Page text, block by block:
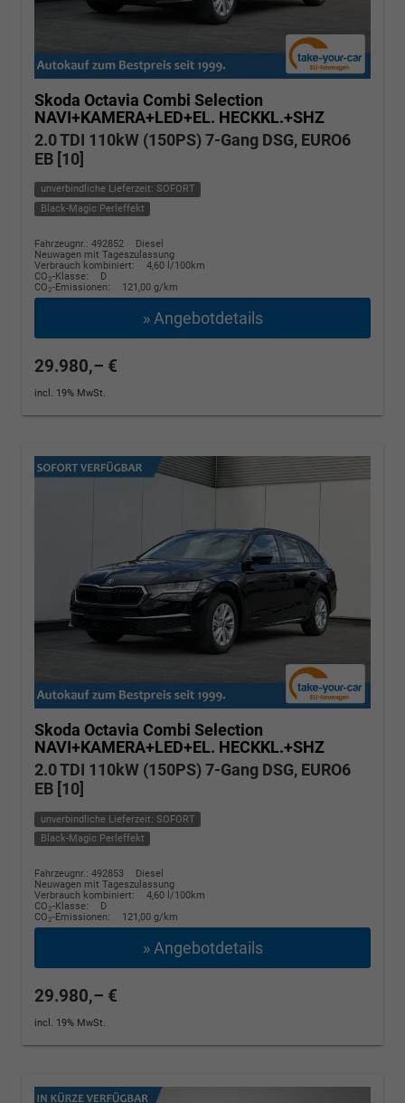
Skoda Octavia Combi Selection
NAVI+KAMERA+LED+EL. HECKKL.+SHZ
2.0 TDI 110kW (150PS) 7-Gang DSG, EURO6
EB [10]
unverbindliche Lieferzeit: SOFORT
Black-Magic Perleffekt
Fahrzeugnr.: 492852
Diesel
Neuwagen mit Tageszulassung
Verbrauch kombiniert:
4,60 l/100km
CO2-Klasse:
D
CO2-Emissionen: 121,00 g/km
» Angebotdetails
29.980,– €
incl. 19% MwSt.
Skoda Octavia Combi Selection
NAVI+KAMERA+LED+EL. HECKKL.+SHZ
2.0 TDI 110kW (150PS) 7-Gang DSG, EURO6
EB [10]
unverbindliche Lieferzeit: SOFORT
Black-Magic Perleffekt
Fahrzeugnr.: 492853
Diesel
Neuwagen mit Tageszulassung
Verbrauch kombiniert:
4,60 l/100km
CO2-Klasse:
D
CO2-Emissionen: 121,00 g/km
» Angebotdetails
29.980,– €
incl. 19% MwSt.